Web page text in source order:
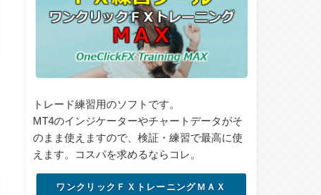
トレード練習用のソフトです。
MT4のインジケーターやチャートデータがそ
のまま使えますので、検証・練習で最高に使
えます。コスパを求めるならコレ。
ワンクリックＦＸトレーニングＭＡＸ